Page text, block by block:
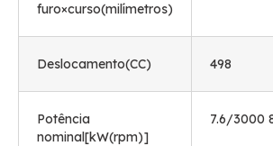
furo×curso(milímetros)
Deslocamento(CC) 498
Potência
nominal[kW(rpm)]
7.6/3000